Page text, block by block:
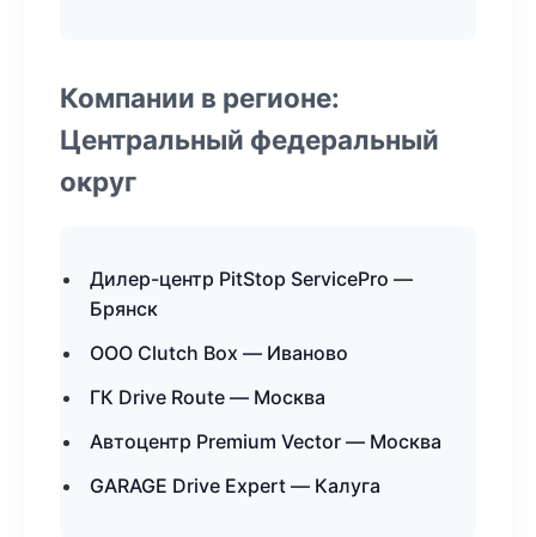
Компании в регионе:
Центральный федеральный
округ
Дилер-центр PitStop ServicePro —
Брянск
ООО Clutch Box — Иваново
ГК Drive Route — Москва
Автоцентр Premium Vector — Москва
GARAGE Drive Expert — Калуга